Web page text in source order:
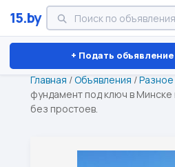
15.by
+ Подать объявление
Минск Витебск Брест
Главная /Объявления /Разное
фундамент под ключ в
без простоев.